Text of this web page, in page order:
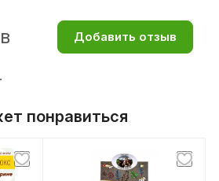
Добавить отзыв
понравиться